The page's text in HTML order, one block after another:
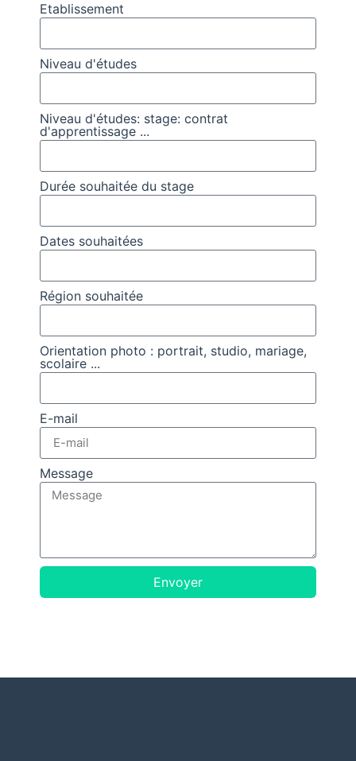
Etablissement
Niveau d'études
Niveau d'études: stage: contrat
d'apprentissage ...
Durée souhaitée du stage
Dates souhaitées
Région souhaitée
Orientation photo : portrait, studio, mariage,
scolaire ...
E-mail
Message
Envoyer